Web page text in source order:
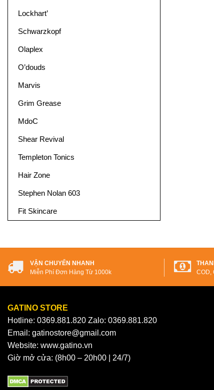
Lockhart’
Schwarzkopf
Olaplex
O’douds
Marvis
Grim Grease
MdoC
Shear Revival
Templeton Tonics
Hair Zone
Stephen Nolan 603
Fit Skincare
VẬN CHUYỂN NHANH
Miễn Phí Đơn Hàng Từ 1000k
COD,
GATINO STORE
Hotline: 0369.881.820 Zalo: 0369.881.820
Email: gatinostore@gmail.com
Website: www.gatino.vn
Giờ mở cửa: (8h00 – 20h00 | 24/7)